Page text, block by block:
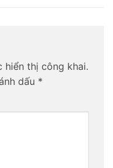
hiển thị công khai.
dấu *